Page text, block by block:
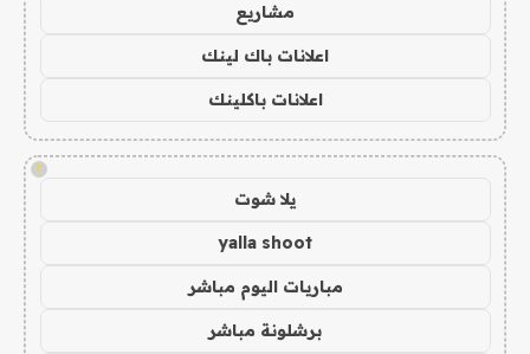
مشاريع
اعلانات باك لينك
اعلانات باكلينك
!
يلا شوت
yalla shoot
مباريات اليوم مباشر
برشلونة مباشر